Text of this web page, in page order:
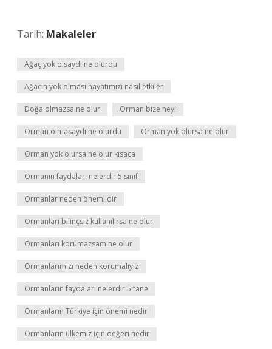
Tarih: Makaleler
Ağaç yok olsaydı ne olurdu
Ağacın yok olması hayatımızı nasıl etkiler
Doğa olmazsa ne olur Orman bize neyi
Orman olmasaydı ne olurdu Orman yok olursa ne olur
Orman yok olursa ne olur kısaca
Ormanın faydaları nelerdir 5 sınıf
Ormanlar neden önemlidir
Ormanları bilinçsiz kullanılırsa ne olur
Ormanları korumazsam ne olur
Ormanlarımızı neden korumalıyız
Ormanların faydaları nelerdir 5 tane
Ormanların Türkiye için önemi nedir
Ormanların ülkemiz için değeri nedir